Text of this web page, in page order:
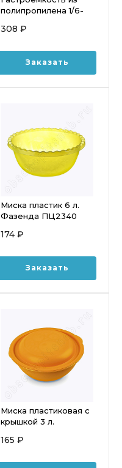
полипропилена 1/6-
мм) 1,6 л.
308 ₽
Заказать
Миска пластик 6 л.
Фазенда ПЦ2340
174 ₽
Заказать
Миска пластиковая с
крышкой 3 л.
МАРТИКА С46К
165 ₽